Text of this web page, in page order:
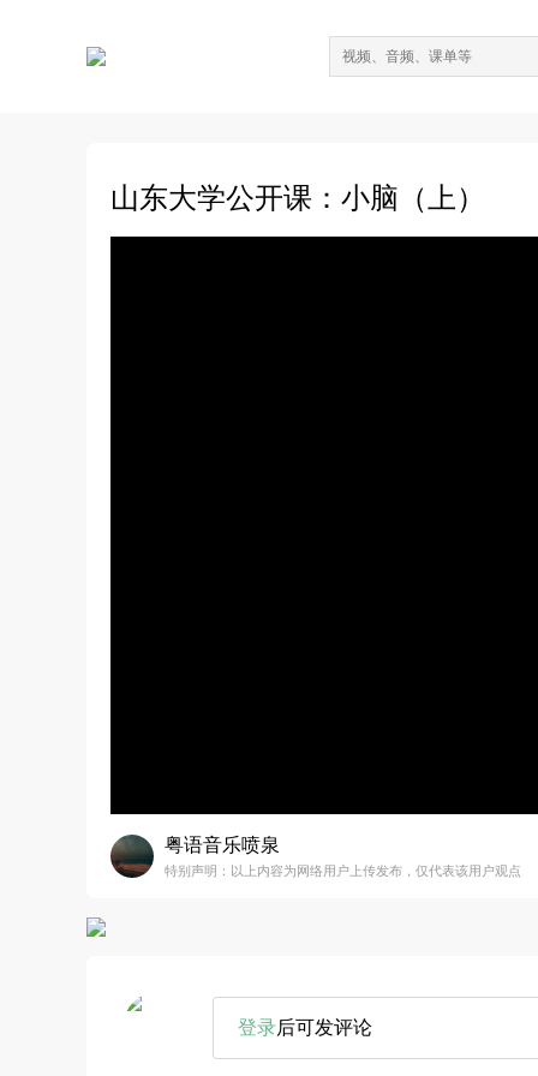
山东大学公开课：小脑（上）
粤语音乐喷泉
特别声明：以上内容为网络用户上传发布，仅代表该用户观点
登录后可发评论